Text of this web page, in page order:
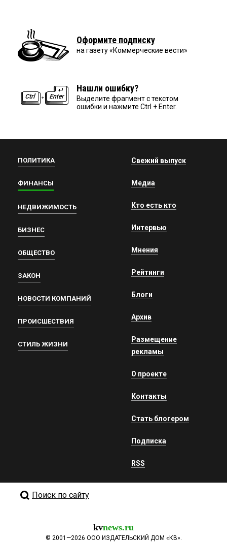
Оформите подписку
на газету «Коммерческие вести»
Нашли ошибку?
Выделите фрагмент с текстом
ошибки и нажмите Ctrl + Enter.
ПОЛИТИКА
ФИНАНСЫ
НЕДВИЖИМОСТЬ
БИЗНЕС
ОБЩЕСТВО
ЗАКОН
НОВОСТИ КОМПАНИЙ
ПРОИСШЕСТВИЯ
СТИЛЬ ЖИЗНИ
Свежий выпуск
Медиа
Кто есть кто
Интервью
Мнения
Рейтинги
Блоги
Архив
Размещение
рекламы
О проекте
Контакты
Стать блогером
Подписка
RSS
Поиск по сайту
kvnews.ru
© 2001—2026 ООО ИЗДАТЕЛЬСКИЙ ДОМ «КВ».